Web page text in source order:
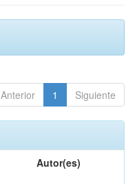
Anterior 1 Siguiente
Autor(es)